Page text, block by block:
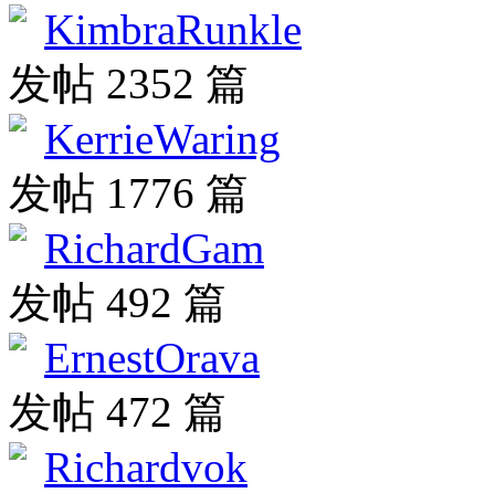
KimbraRunkle
发帖 2352 篇
KerrieWaring
发帖 1776 篇
RichardGam
发帖 492 篇
ErnestOrava
发帖 472 篇
Richardvok